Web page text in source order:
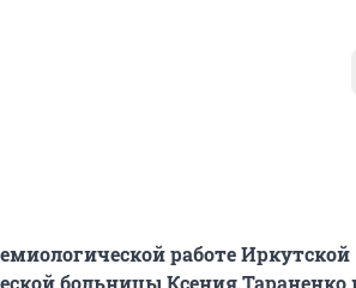
работе Иркутской
больницы Ксения Тараненко